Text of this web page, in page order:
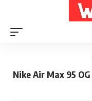
Nike Air Max 95